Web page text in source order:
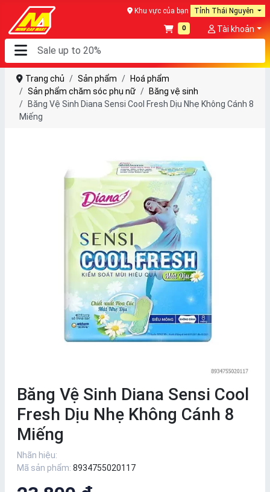
Khu vực của bạn Tỉnh Thái Nguyên
0 Tài khoản
Trang chủ Sản phẩm
Hoá phẩm
Sản phẩm chăm sóc phụ nữ
Băng vệ sinh
Băng Vệ Sinh Diana Sensi Cool Fresh Dịu Nhẹ Không Cánh 8
Miếng
Băng Vệ Sinh Diana Sensi Cool
Fresh Dịu Nhẹ Không Cánh 8
Miếng
Nhãn hiệu:
Mã sản phẩm: 8934755020117